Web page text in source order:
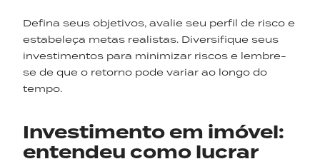
Defina seus objetivos, avalie seu perfil de risco e
estabeleça metas realistas. Diversifique seus
investimentos para minimizar riscos e lembre-
se de que o retorno pode variar ao longo do
tempo.
Investimento em imóvel:
entendeu como lucrar